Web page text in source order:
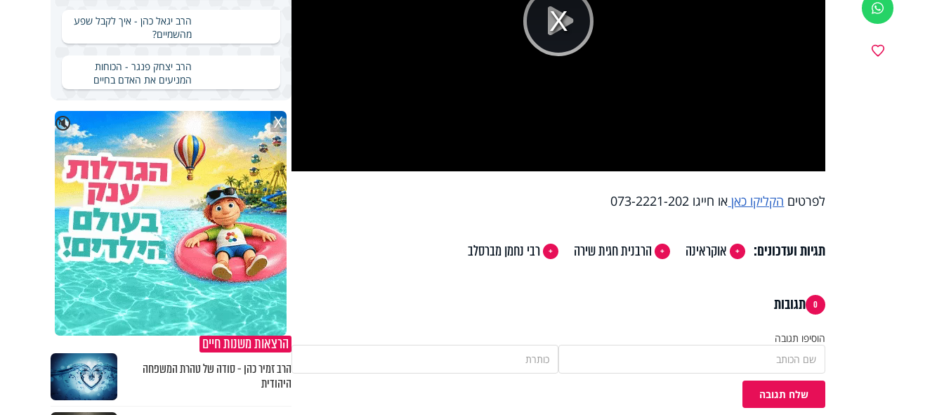
ווטסאפ
Play
לפרטים הקליקו כאן או חייגו 073-2221-202
תגיות ועדכונים: אוקראינה הרבנית חגית שירה רבי נחמן מברסלב
0 תגובות
הוסיפו תגובה
שלח תגובה
הרב יגאל כהן - איך לקבל שפע
מהשמיים?
הרב יצחק פנגר - הכוחות
המניעים את האדם בחיים
🔇 X
הרצאות משנות חיים
הרב זמיר כהן - סודה של טהרת המשפחה
היהודית